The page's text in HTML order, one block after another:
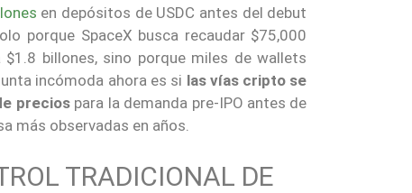
en depósitos de USDC antes del debut
porque SpaceX busca recaudar $75,000
billones, sino porque miles de wallets
incómoda ahora es si las vías cripto se
preciospara la demanda pre-IPO antes de
más observadas en años.
TRADICIONAL DE